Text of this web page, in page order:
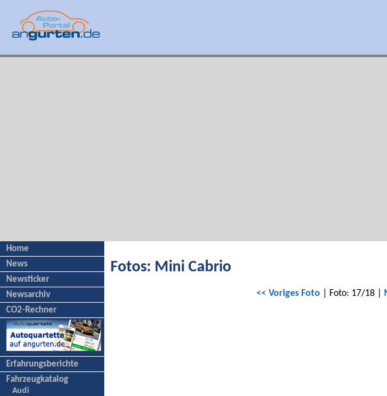
Home
News
Newsticker
Newsarchiv
CO2-Rechner
Erfahrungsberichte
Fahrzeugkatalog
Audi
Fotos: Mini Cabrio
<< Voriges Foto | Foto: 17/18 |